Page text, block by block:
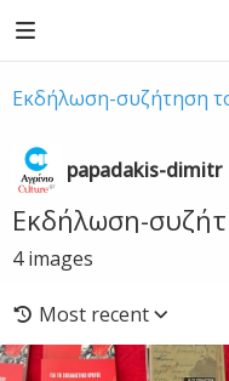
Εκδήλωση-συζήτηση
papadakis-dimitr
Εκδήλωση-
4 images
Most recent